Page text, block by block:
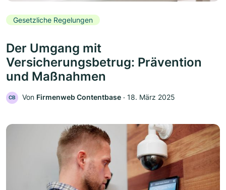
Gesetzliche Regelungen
Der Umgang mit
Versicherungsbetrug: Prävention
und Maßnahmen
CB Von Firmenweb Contentbase ‧ 18. März 2025